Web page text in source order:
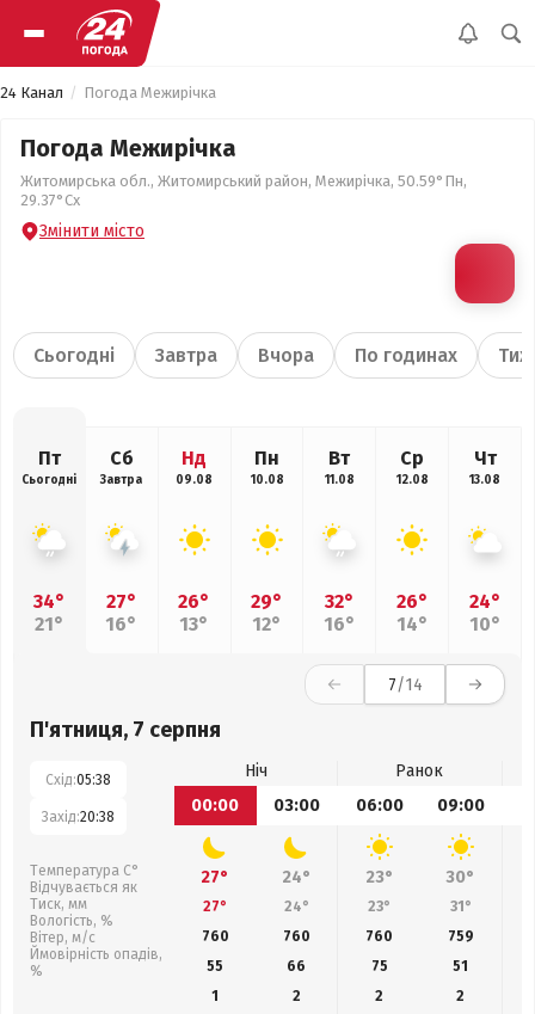
24 Канал Погода Межирічка
Погода Межирічка
Житомирська обл., Житомирський район, Межирічка, 50.59°Пн,
29.37°Сх
Змінити місто
Сьогодні Завтра Вчора По годинах
Пт
Сьогодні
34°
21°
Сб
Завтра
27°
16°
Нд
09.08
26°
13°
Пн
10.08
29°
12°
Вт
11.08
32°
16°
Ср
12.08
26°
14°
Чт
13.08
24°
10°
7/14
П'ятниця, 7 серпня
Схід:05:38
Захід:20:38
Температура С°
Відчувається як
Тиск, мм
Вологість, %
Вітер, м/с
Ймовірність опадів,
%
Ніч
Ранок
00:00
03:00 06:00 09:00
27° 24° 23° 30°
27° 24° 23° 31°
760
760 760 759
55
66 75 51
1
2 2
2